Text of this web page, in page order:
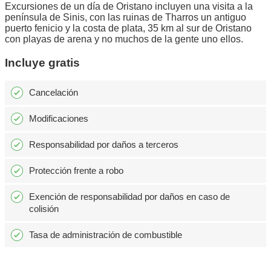
Excursiones de un día de Oristano incluyen una visita a la
península de Sinis, con las ruinas de Tharros un antiguo
puerto fenicio y la costa de plata, 35 km al sur de Oristano
con playas de arena y no muchos de la gente uno ellos.
Incluye gratis
Cancelación
Modificaciones
Responsabilidad por daños a terceros
Protección frente a robo
Exención de responsabilidad por daños en caso de
colisión
Tasa de administración de combustible